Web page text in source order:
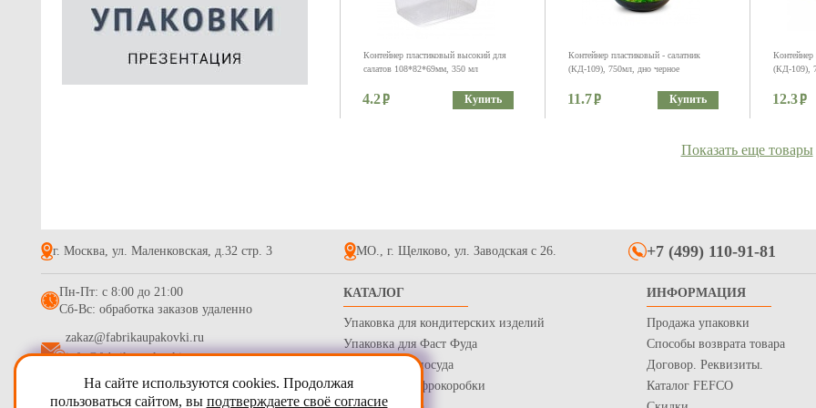
Контейнер пластиковый высокий для
салатов 108*82*69мм, 350 мл
4.2 Купить
Контейнер пластиковый - салатник
(КД-109), 750мл, дно черное
11.7 Купить
Контейнер
(КД-109),
12.3
одноразовый (соусница), 30мл d-
2.7 Купить
50х50х45мм 50 мл PS, прозрачная
Купить
Показать еще товары
г. Москва, ул. Маленковская, д.32 стр. 3 МО., г. Щелково, ул. Заводская с 26. +7 (499) 110-91-81
Пн-Пт: с 8:00 до 21:00
Сб-Вс: обработка заказов удаленно
zakaz@fabrikaupakovki.ru
info@fabrikaupakovki.ru
2009 - 2026ПТП Фабрика Упаковки
КАТАЛОГ
Упаковка для кондитерских изделий
Упаковка для Фаст Фуда
Одноразовая посуда
Гофротара, Гофрокоробки
ИНФОРМАЦИЯ
Продажа упаковки
Способы возврата товара
Договор. Реквизиты.
Каталог FEFCO
На сайте используются cookies. Продолжая
пользоваться сайтом, вы подтверждаете своё согласие